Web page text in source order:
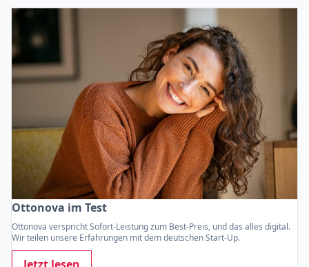
Ottonova im Test
Ottonova verspricht Sofort-Leistung zum Best-Preis, und das alles digital.
Wir teilen unsere Erfahrungen mit dem deutschen Start-Up.